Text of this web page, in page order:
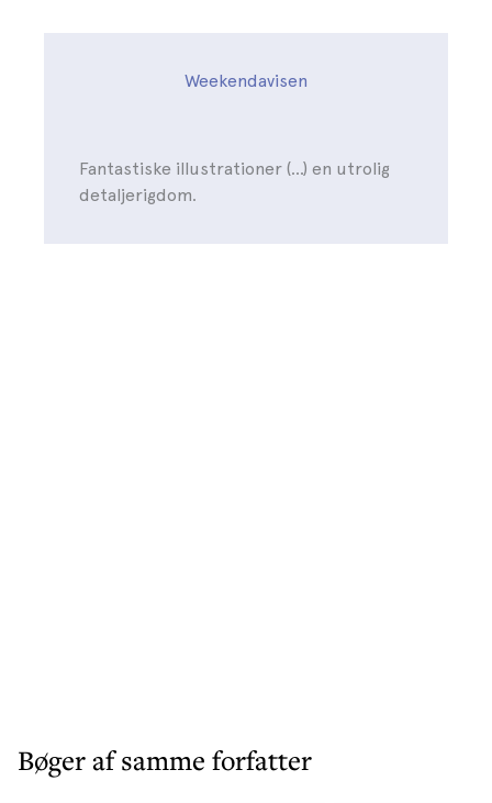
Weekendavisen
Fantastiske illustrationer (...) en utrolig
detaljerigdom.
Bøger af samme forfatter